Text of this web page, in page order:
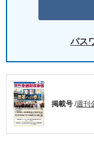
パス
掲載号 /週刊